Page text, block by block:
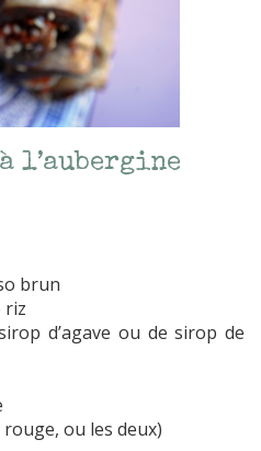
l’aubergine
brun
riz
d’agave ou de sirop de
ou les deux)